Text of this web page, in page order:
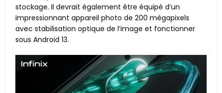
stockage. Il devrait également être équipé d’un
impressionnant appareil photo de 200 mégapixels
avec stabilisation optique de l’image et fonctionner
sous Android 13.